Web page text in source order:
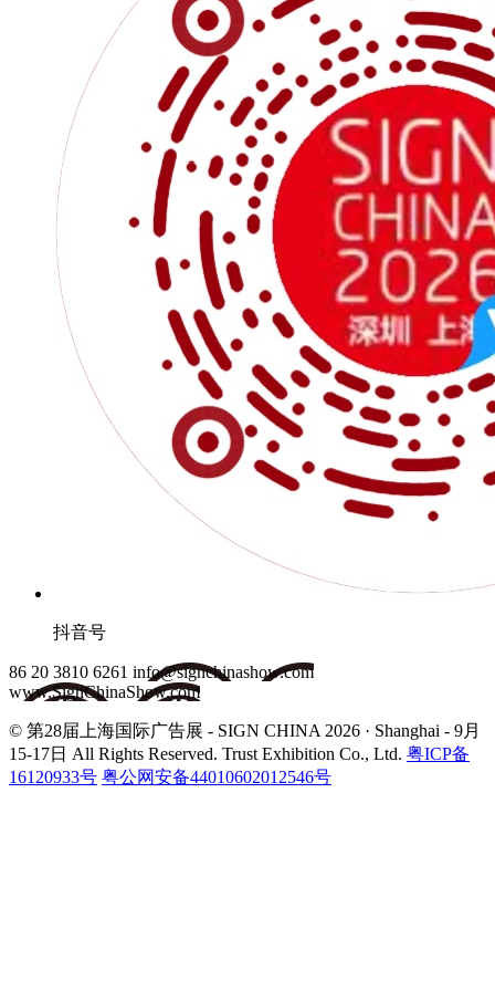
抖音号
86 20 3810 6261 info@signchinashow.com
www.SignChinaShow.com
© 第28届上海国际广告展 - SIGN CHINA 2026 · Shanghai - 9月
15-17日 All Rights Reserved. Trust Exhibition Co., Ltd. 粤ICP备
16120933号 粤公网安备44010602012546号